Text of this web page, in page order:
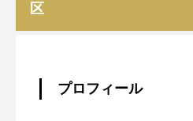
区
プロフィール